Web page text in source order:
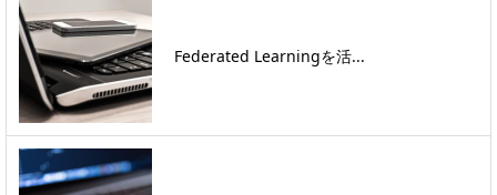
Federated Learningを活...